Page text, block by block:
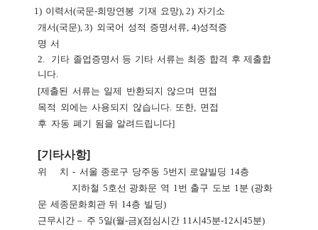
1) 이력서(국문-희망연봉 기재 요망), 2) 자기소
개서(국문), 3) 외국어 성적 증명서류, 4)성적증
명 서
2.
기타 졸업증명서 등 기타 서류는 최종 합격 후 제출합
니다.
[제출된 서류는 일제 반환되지 않으며 면접
목적 외에는 사용되지 않습니다. 또한
면접
후 자동 폐기 됨을 알려드립니다]
[기타사항]
위 치 - 서울 종로구 당주동 5번지 로얄빌딩 14층
지하철 5호선 광화문 역 1 번 출구 도보 1 분 (광화
문 세종문화회관 뒤 14층 빌 딩)
근무시간 – 주 5일(월-금)(점심시간 11 시45분-12시45분)